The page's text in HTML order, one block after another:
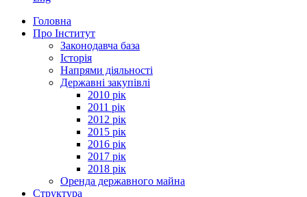
Головна
Про Інститут
Законодавча база
Історія
Напрями діяльності
Державні закупівлі
2010 рік
2011 рік
2012 рік
2015 рік
2016 рік
2017 рік
2018 рік
Оренда державного майна
Структура